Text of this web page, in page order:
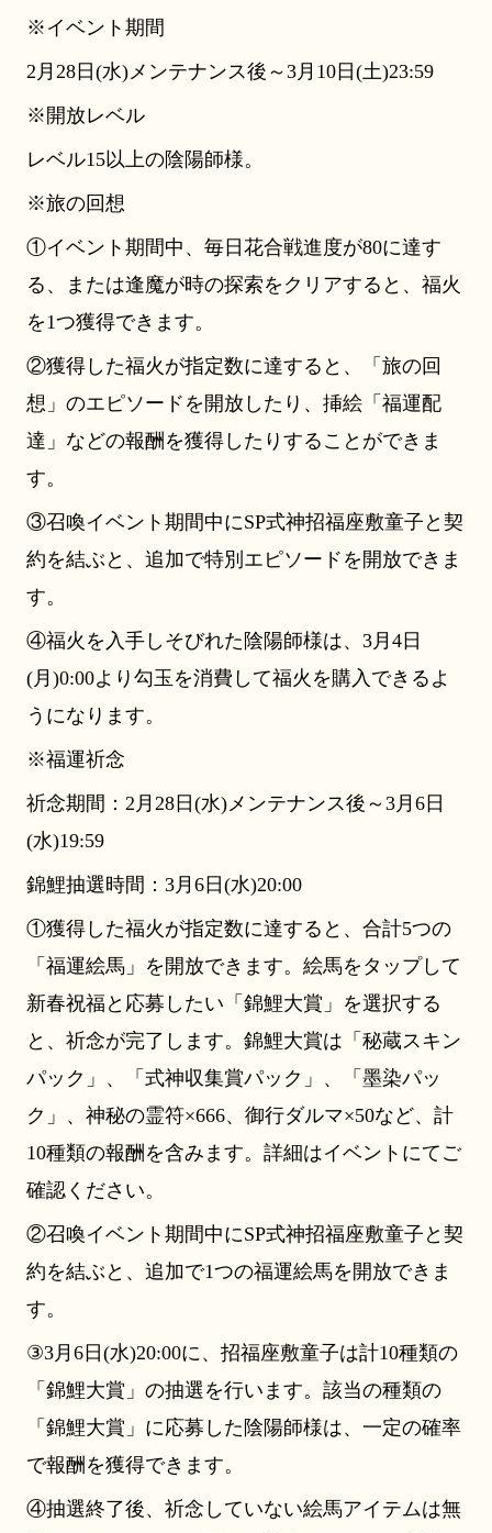
※イベント期間
2月28日(水)メンテナンス後～3月10日(土)23:59
※開放レベル
レベル15以上の陰陽師様。
※旅の回想
①イベント期間中、毎日花合戦進度が80に達す
る、または逢魔が時の探索をクリアすると、福火
を1つ獲得できます。
②獲得した福火が指定数に達すると、「旅の回
想」のエピソードを開放したり、挿絵「福運配
達」などの報酬を獲得したりすることができま
す。
③召喚イベント期間中にSP式神招福座敷童子と契
約を結ぶと、追加で特別エピソードを開放できま
す。
④福火を入手しそびれた陰陽師様は、3月4日
(月)0:00より勾玉を消費して福火を購入できるよ
うになります。
※福運祈念
祈念期間：2月28日(水)メンテナンス後～3月6日
(水)19:59
錦鯉抽選時間：3月6日(水)20:00
①獲得した福火が指定数に達すると、合計5つの
「福運絵馬」を開放できます。絵馬をタップして
新春祝福と応募したい「錦鯉大賞」を選択する
と、祈念が完了します。錦鯉大賞は「秘蔵スキン
パック」、「式神収集賞パック」、「墨染パッ
ク」、神秘の霊符×666、御行ダルマ×50など、計
10種類の報酬を含みます。詳細はイベントにてご
確認ください。
②召喚イベント期間中にSP式神招福座敷童子と契
約を結ぶと、追加で1つの福運絵馬を開放できま
す。
③3月6日(水)20:00に、招福座敷童子は計10種類の
「錦鯉大賞」の抽選を行います。該当の種類の
「錦鯉大賞」に応募した陰陽師様は、一定の確率
で報酬を獲得できます。
④抽選終了後、祈念していない絵馬アイテムは無